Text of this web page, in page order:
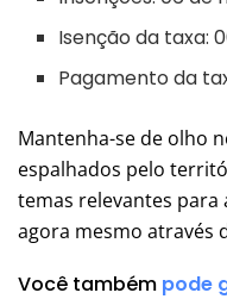
Isenção da taxa:
Pagamento da
Mantenha-se de olho
espalhados pelo
temas relevantes para
agora mesmo através
Você também pode